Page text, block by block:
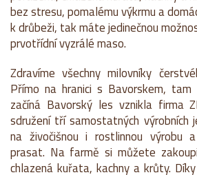
bez stresu, pomalému výkrmu a
k drůbeži, tak máte jedinečnou
prvotřídní vyzrálé maso.
Zdravíme všechny milovníky
Přímo na hranici s Bavorskem, tam
začíná Bavorský les vznikla firma
sdružení tří samostatných výrobních
na živočišnou i rostlinnou výrobu
prasat. Na farmě si můžete
chlazená kuřata, kachny a krůty.